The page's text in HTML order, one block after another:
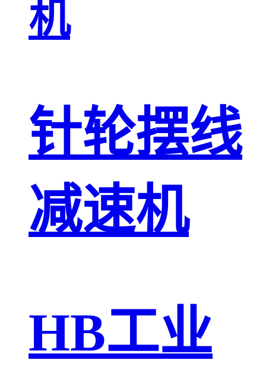
机
针轮摆线
减速机
HB工业